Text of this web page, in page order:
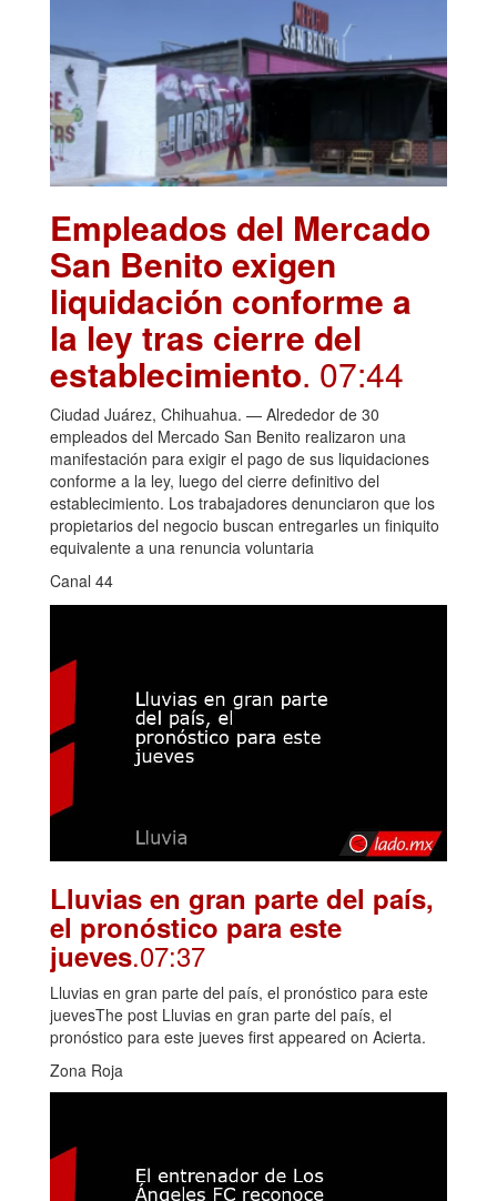
Empleados del Mercado
San Benito exigen
liquidación conforme a
la ley tras cierre del
establecimiento. 07:44
Ciudad Juárez, Chihuahua. — Alrededor de 30
empleados del Mercado San Benito realizaron una
manifestación para exigir el pago de sus liquidaciones
conforme a la ley, luego del cierre definitivo del
establecimiento. Los trabajadores denunciaron que los
propietarios del negocio buscan entregarles un finiquito
equivalente a una renuncia voluntaria
Canal 44
Lluvias en gran parte del país,
el pronóstico para este
jueves.07:37
Lluvias en gran parte del país, el pronóstico para este
juevesThe post Lluvias en gran parte del país, el
pronóstico para este jueves first appeared on Acierta.
Zona Roja